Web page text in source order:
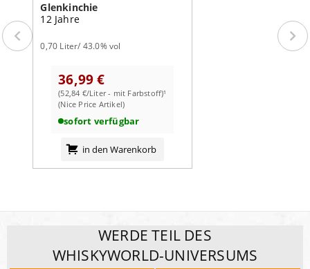
Glenkinchie
12 Jahre
0,70 Liter/ 43.0% vol
36,99 €
(52,84 €/Liter - mit Farbstoff)¹
(Nice Price Artikel)
sofort verfügbar
in den Warenkorb
WERDE TEIL DES
WHISKYWORLD-UNIVERSUMS